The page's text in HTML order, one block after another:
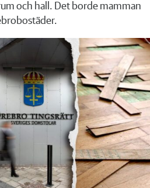
och hall. Det borde mamman